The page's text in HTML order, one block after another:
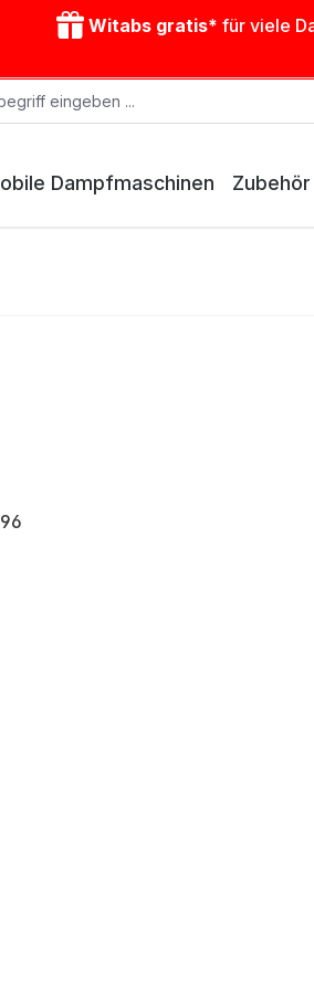
Witabs gratis* für viele
Dampfmaschinen Zubehör